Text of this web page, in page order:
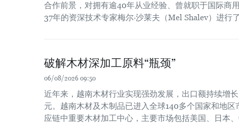
合作前景，对拥有逾40年从业经验、曾就职于国际商
37年的资深技术专家梅尔·沙莱夫（Mel Shalev）进行了
破解木材深加工原料“瓶颈”
06/08/2026 09:50
近年来，越南木材行业实现强劲发展，出口额持续增
元。越南木材及木制品已进入全球140多个国家和地
应链中重要木材加工中心，主要市场包括美国、日本、